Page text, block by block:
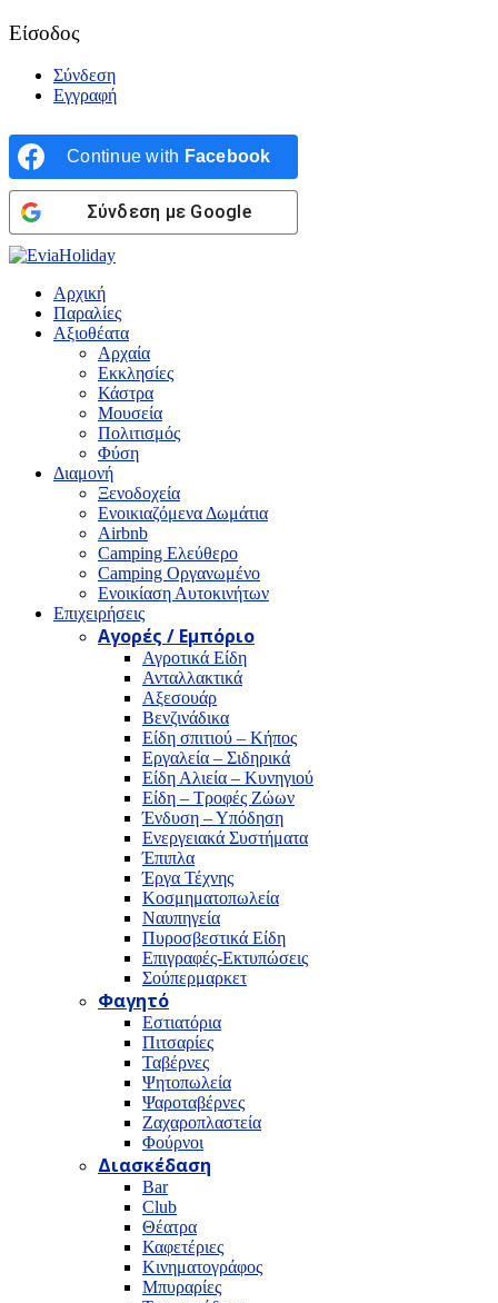
Είσοδος
Σύνδεση
Εγγραφή
Continue with Facebook
Σύνδεση με Google
Αρχική
Παραλίες
Αξιοθέατα
Αρχαία
Εκκλησίες
Κάστρα
Μουσεία
Πολιτισμός
Φύση
Διαμονή
Ξενοδοχεία
Ενοικιαζόμενα Δωμάτια
Airbnb
Camping Ελεύθερο
Camping Οργανωμένο
Ενοικίαση Αυτοκινήτων
Επιχειρήσεις
Αγορές / Εμπόριο
Αγροτικά Είδη
Ανταλλακτικά
Αξεσουάρ
Βενζινάδικα
Είδη σπιτιού – Κήπος
Εργαλεία – Σιδηρικά
Είδη Αλιεία – Κυνηγιού
Είδη – Τροφές Ζώων
Ένδυση – Υπόδηση
Ενεργειακά Συστήματα
Έπιπλα
Έργα Τέχνης
Κοσμηματοπωλεία
Ναυπηγεία
Πυροσβεστικά Είδη
Επιγραφές-Εκτυπώσεις
Σούπερμαρκετ
Φαγητό
Εστιατόρια
Πιτσαρίες
Ταβέρνες
Ψητοπωλεία
Ψαροταβέρνες
Ζαχαροπλαστεία
Φούρνοι
Διασκέδαση
Bar
Club
Θέατρα
Καφετέριες
Κινηματογράφος
Μπυραρίες